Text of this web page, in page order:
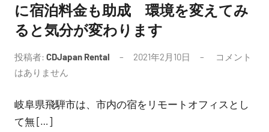
に宿泊料金も助成 環境を変えてみ
ると気分が変わります
投稿者: CDJapan Rental 2021年2月10日
コメント
はありません
岐阜県飛騨市は、市内の宿をリモートオフィスとし
て無 […]